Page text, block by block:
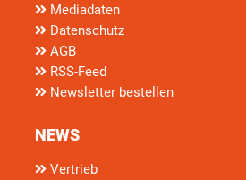
Mediadaten
Datenschutz
AGB
RSS-Feed
Newsletter bestellen
NEWS
Vertrieb